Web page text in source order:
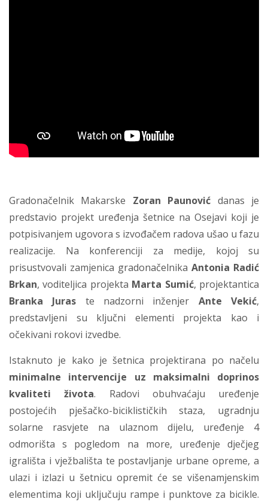
Gradonačelnik Makarske Zoran Paunović danas je
predstavio projekt uređenja šetnice na Osejavi koji je
potpisivanjem ugovora s izvođačem radova ušao u fazu
realizacije. Na konferenciji za medije, kojoj su
prisustvovali zamjenica gradonačelnika Antonia Radić
Brkan, voditeljica projekta Marta Sumić, projektantica
Branka Juras te nadzorni inženjer Ante Vekić,
predstavljeni su ključni elementi projekta kao i
očekivani rokovi izvedbe.
Istaknuto je kako je šetnica projektirana po načelu
minimalne intervencije uz maksimalni doprinos
kvaliteti života. Radovi obuhvaćaju uređenje
postojećih pješačko-biciklističkih staza, ugradnju
solarne rasvjete na ulaznom dijelu, uređenje 4
odmorišta s pogledom na more, uređenje dječjeg
igrališta i vježbališta te postavljanje urbane opreme, a
ulazi i izlazi u šetnicu opremit će se višenamjenskim
elementima koji uključuju rampe i punktove za bicikle.